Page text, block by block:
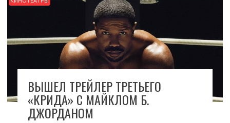
ВЫШЕЛ ТРЕЙЛЕР ТРЕТЬЕГО
«КРИДА» С МАЙКЛОМ Б.
ДЖОРДАНОМ